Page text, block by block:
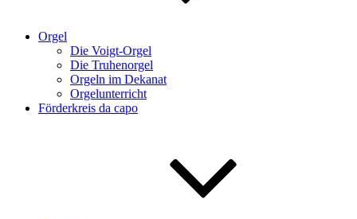
Orgel
Die Voigt-Orgel
Die Truhenorgel
Orgeln im Dekanat
Orgelunterricht
Förderkreis da capo